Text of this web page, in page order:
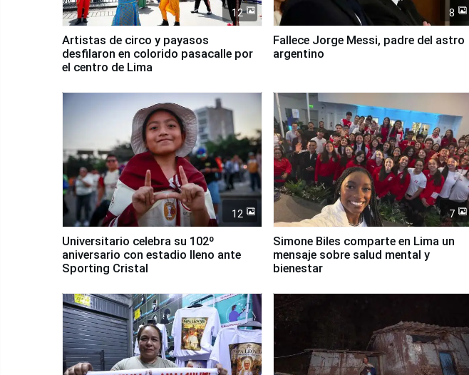
12
Artistas de circo y payasos
desfilaron en colorido pasacalle por
el centro de Lima
8
Fallece Jorge Messi, padre del astro
argentino
12
Universitario celebra su 102º
aniversario con estadio lleno ante
Sporting Cristal
7
Simone Biles comparte en Lima un
mensaje sobre salud mental y
bienestar